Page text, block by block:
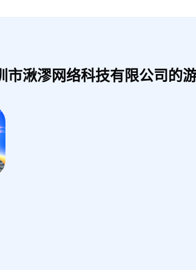
市湫漻网络科技有限公司的